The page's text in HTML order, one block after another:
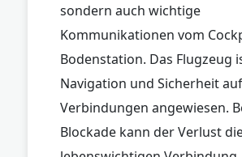
sondern auch wichtige
Kommunikationen vom
Bodenstation. Das Flugzeug
Navigation und Sicherheit
Verbindungen angewiesen.
Blockade kann der Verlust